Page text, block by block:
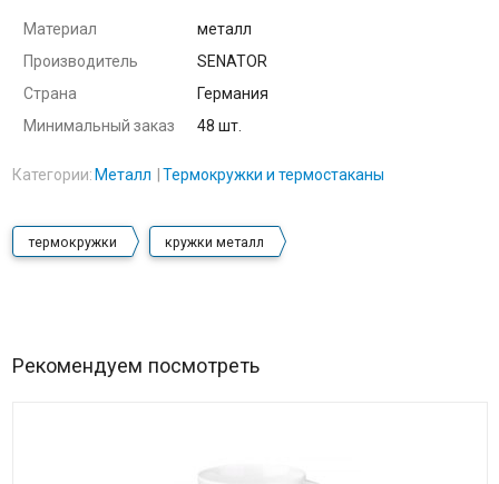
Материал
металл
Производитель
SENATOR
Страна
Германия
Минимальный заказ
48 шт.
Категории: Металл Термокружки и термостаканы
термокружки кружки металл
Рекомендуем посмотреть